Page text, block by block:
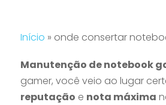
Início » onde consertar
Manutenção de notebook
gamer, você veio ao lugar
reputação e nota máxima